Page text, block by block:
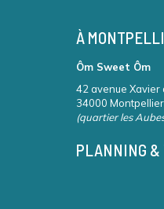
À
Ôm Sweet Ôm
42 avenue Xavier
34000 Montpellier
(quartier les
PLANNING &